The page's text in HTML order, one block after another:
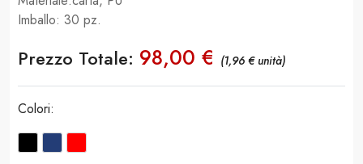
Imballo: 30 pz.
Prezzo Totale: 98,00 € (1,96 € unità)
Colori: